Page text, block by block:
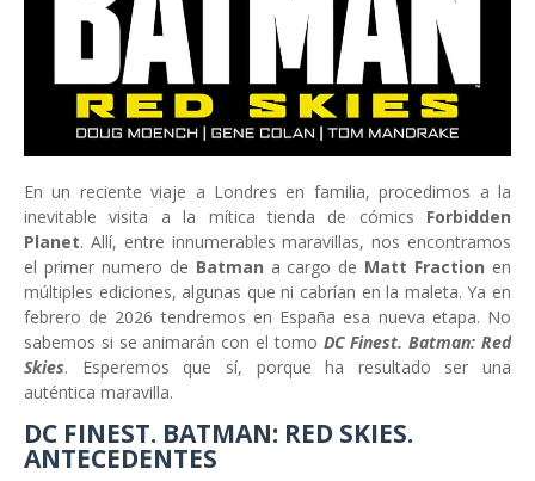
En un reciente viaje a Londres en familia, procedimos a la
inevitable visita a la mítica tienda de cómics Forbidden
Planet. Allí, entre innumerables maravillas, nos encontramos
el primer numero de Batman a cargo de Matt Fraction en
múltiples ediciones, algunas que ni cabrían en la maleta. Ya en
febrero de 2026 tendremos en España esa nueva etapa. No
sabemos si se animarán con el tomo DC Finest. Batman: Red
Skies. Esperemos que sí, porque ha resultado ser una
auténtica maravilla.
DC FINEST. BATMAN: RED SKIES.
ANTECEDENTES